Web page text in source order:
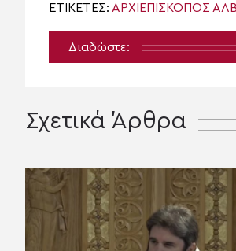
ΕΤΙΚΈΤΕΣ: ΑΡΧΙΕΠΊΣΚΟΠΟΣ
Διαδώστε:
Σχετικά Άρθρα